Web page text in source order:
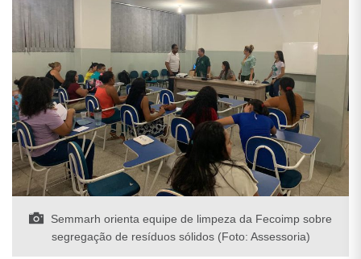
Semmarh orienta equipe de limpeza da Fecoimp sobre
segregação de resíduos sólidos (Foto: Assessoria)